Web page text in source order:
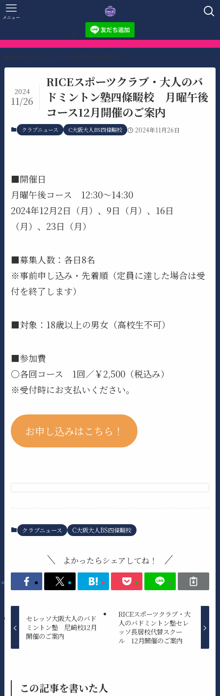
メニュー
HOME クラブニュース C大阪大人BS四條畷校
RICEスポーツクラブ・大人のバ
ドミントン塾四條畷校 月曜午後
コース12月開催のご案内
2024
11/26
クラブニュース C大阪大人BS四條畷校 2024年11月26日
■開催日
月曜午後コース 12:30～14:30
2024年12月2日（月）、9日（月）、16日
（月）、23日（月）
■募集人数：各日8名
※事前申し込み・先着順（定員に達した場合は受
付を終了します）
■対象：18歳以上の男女（高校生不可）
■参加費
〇各回コース 1回／￥2,500（税込み）
※受付時にお支払いください。
お申し込みはこちら！
クラブニュース C大阪大人BS四條畷校
よかったらシェアしてね！
セレッソ大阪大人のバド
ミントン塾 尼崎校12月
開催のご案内
RICEスポーツクラブ・大
人のバドミントン塾セレ
ッソ長居校代替スクー
ル 12月開催のご案内
この記事を書いた人